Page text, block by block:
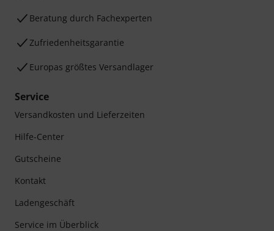
Beratung durch Fachexperten
Zufriedenheitsgarantie
Europas größtes Versandlager
Service
Versandkosten und Lieferzeiten
Hilfe-Center
Gutscheine
Kontakt
Ladengeschäft
Service im Überblick